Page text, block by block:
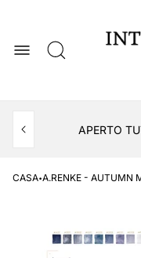
APERTO
CASA·A.RENKE - AUTUMN